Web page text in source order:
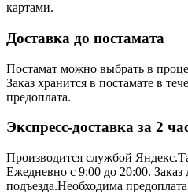
картами.
Доставка до постамата
Постамат можно выбрать в
Заказ хранится в постамате в
предоплата.
Экспресс-доставка за 2
Производится службой
Ежедневно с 9:00 до 20:00. Заказ
подъезда.Необходима